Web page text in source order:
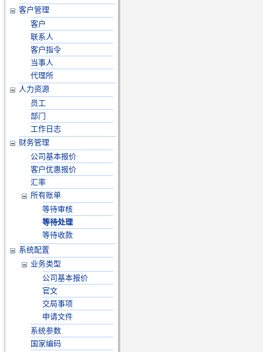
客户管理
客户
联系人
客户指令
当事人
代理所
人力资源
员工
部门
工作日志
财务管理
公司基本报价
客户优惠报价
汇率
所有账单
等待审核
等待处理
等待收款
系统配置
业务类型
公司基本报价
官文
交局事项
申请文件
系统参数
国家编码